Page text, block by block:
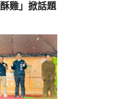
酥雞」掀話題